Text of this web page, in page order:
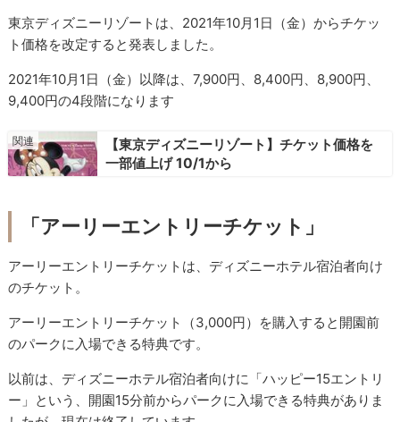
東京ディズニーリゾートは、2021年10月1日（金）からチケッ
ト価格を改定すると発表しました。
2021年10月1日（金）以降は、7,900円、8,400円、8,900円、
9,400円の4段階になります
【東京ディズニーリゾート】チケット価格を
一部値上げ 10/1から
「アーリーエントリーチケット」
アーリーエントリーチケットは、ディズニーホテル宿泊者向け
のチケット。
アーリーエントリーチケット（3,000円）を購入すると開園前
のパークに入場できる特典です。
以前は、ディズニーホテル宿泊者向けに「ハッピー15エントリ
ー」という、開園15分前からパークに入場できる特典がありま